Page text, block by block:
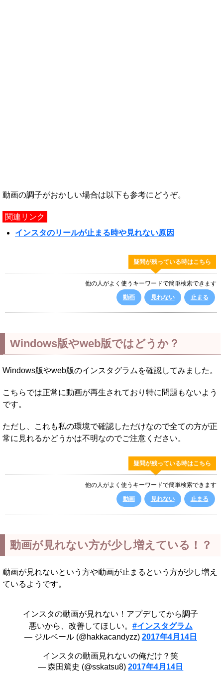
動画の調子がおかしい場合は以下も参考にどうぞ。
関連リンク
インスタのリールが止まる時や見れない原因
疑問が残っている時はこちら
他の人がよく使うキーワードで簡単検索できます
動画
見れない 止まる
Windows版やweb版ではどうか？
Windows版やweb版のインスタグラムを確認してみました。
こちらでは正常に動画が再生されており特に問題もないよう
です。
ただし、これも私の環境で確認しただけなので全ての方が正
常に見れるかどうかは不明なのでご注意ください。
疑問が残っている時はこちら
他の人がよく使うキーワードで簡単検索できます
動画
見れない 止まる
動画が見れない方が少し増えている！？
動画が見れないという方や動画が止まるという方が少し増え
ているようです。
インスタの動画が見れない！アプデしてから調子
悪いから、改善してほしい。 #インスタグラム
— ジルベール (@hakkacandyzz) 2017年4月14日
インスタの動画見れないの俺だけ？笑
— 森田篤史 (@sskatsu8)2017年4月14日